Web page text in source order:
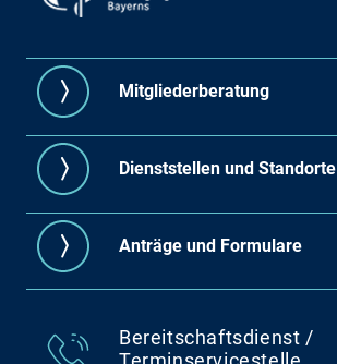
Mitgliederberatung
Dienststellen und Standorte
Anträge und Formulare
Bereitschaftsdienst /